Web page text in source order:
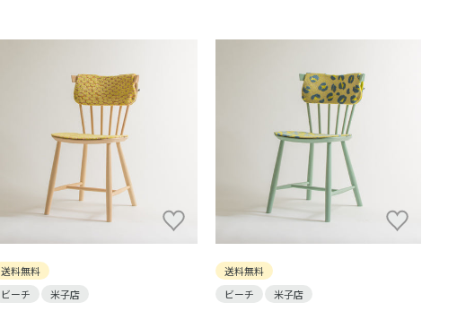
送料無料
ビーチ
米子店
送料無料
ビーチ
米子店